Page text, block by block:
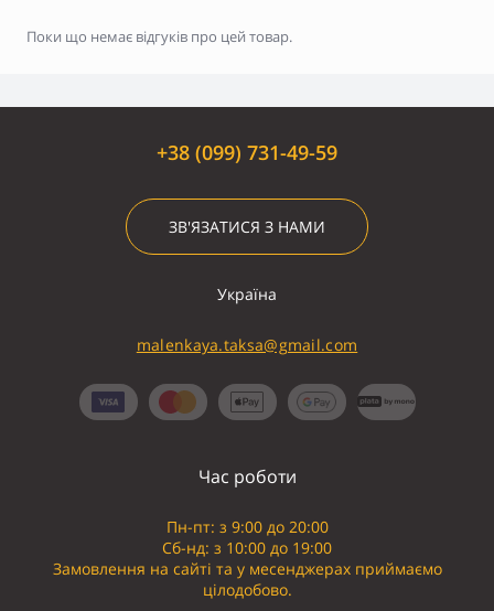
Поки що немає відгуків про цей товар.
+38 (099) 731-49-59
ЗВ'ЯЗАТИСЯ З НАМИ
Україна
malenkaya.taksa@gmail.com
Час роботи
Пн-пт: з 9:00 до 20:00
Сб-нд: з 10:00 до 19:00
Замовлення на сайті та у месенджерах приймаємо
цілодобово.